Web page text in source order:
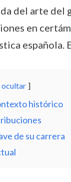
del arte del
en
española.
ocultar
histórico
de su carrera